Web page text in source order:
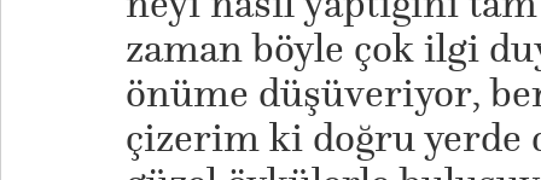
zaman böyle çok ilgi
önüme düşüveriyor,
çizerim ki doğru yerde